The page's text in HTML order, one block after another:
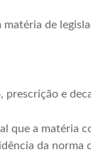
matéria de
prescrição e
que a matéria
da norma